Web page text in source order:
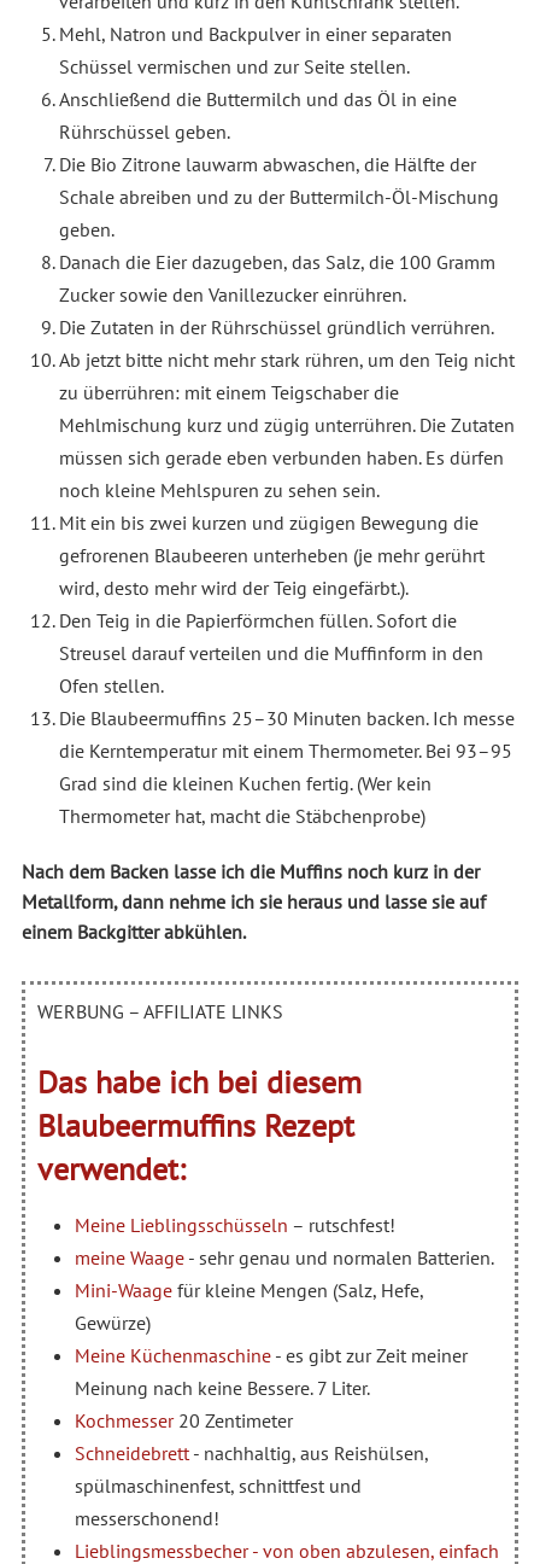
Mehl, Natron und Backpulver in einer separaten
Schüssel vermischen und zur Seite stellen.
Anschließend die Buttermilch und das Öl in eine
Rührschüssel geben.
Die Bio Zitrone lauwarm abwaschen, die Hälfte der
Schale abreiben und zu der Buttermilch-Öl-Mischung
geben.
Danach die Eier dazugeben, das Salz, die 100 Gramm
Zucker sowie den Vanillezucker einrühren.
Die Zutaten in der Rührschüssel gründlich verrühren.
Ab jetzt bitte nicht mehr stark rühren, um den Teig nicht
zu überrühren: mit einem Teigschaber die
Mehlmischung kurz und zügig unterrühren. Die Zutaten
müssen sich gerade eben verbunden haben. Es dürfen
noch kleine Mehlspuren zu sehen sein.
Mit ein bis zwei kurzen und zügigen Bewegung die
gefrorenen Blaubeeren unterheben (je mehr gerührt
wird, desto mehr wird der Teig eingefärbt.).
Den Teig in die Papierförmchen füllen. Sofort die
Streusel darauf verteilen und die Muffinform in den
Ofen stellen.
Die Blaubeermuffins 25–30 Minuten backen. Ich messe
die Kerntemperatur mit einem Thermometer. Bei 93–95
Grad sind die kleinen Kuchen fertig. (Wer kein
Thermometer hat, macht die Stäbchenprobe)
Nach dem Backen lasse ich die Muffins noch kurz in der
Metallform, dann nehme ich sie heraus und lasse sie auf
einem Backgitter abkühlen.
WERBUNG – AFFILIATE LINKS
Das habe ich bei diesem
Blaubeermuffins Rezept
verwendet:
Meine Lieblingsschüsseln – rutschfest!
meine Waage- sehr genau und normalen Batterien.
Mini-Waagefür kleine Mengen (Salz, Hefe,
Gewürze)
Meine Küchenmaschine- es gibt zur Zeit meiner
Meinung nach keine Bessere. 7 Liter.
Kochmesser20 Zentimeter
Schneidebrett- nachhaltig, aus Reishülsen,
spülmaschinenfest, schnittfest und
messerschonend!
Lieblingsmessbecher - von oben abzulesen, einfach